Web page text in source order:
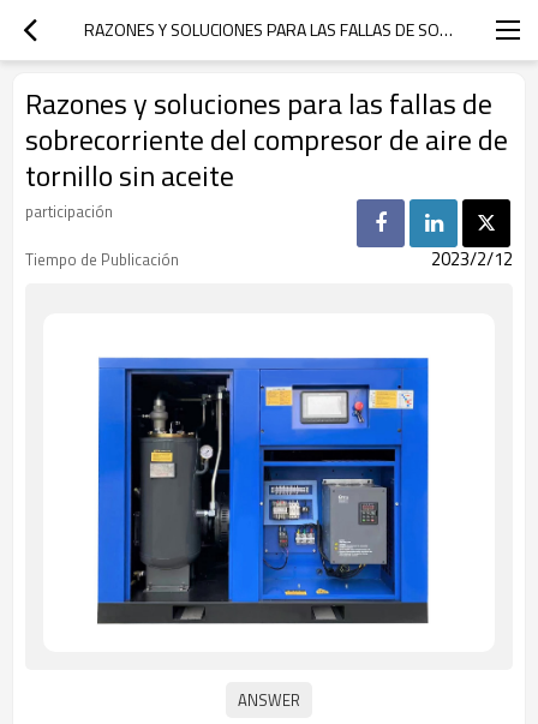
RAZONES Y SOLUCIONES PARA LAS FALLAS DE SOBRECORRIENTE DEL COMPRESOR DE AIRE DE TORNILLO SIN ACEITE
Razones y soluciones para las fallas de
sobrecorriente del compresor de aire de
tornillo sin aceite
participación
Tiempo de Publicación
2023/2/12